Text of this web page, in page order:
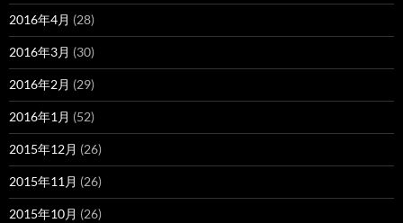
2016年4月 (28)
2016年3月 (30)
2016年2月 (29)
2016年1月 (52)
2015年12月 (26)
2015年11月 (26)
2015年10月 (26)